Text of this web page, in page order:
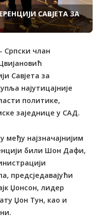
САВЈЕТА ЗА
члан
Савјета за
најутицајније
политике,
заједнице у САД.
међу најзначајнијим
били Шон Дафи,
предсједавајући
Џонсон, лидер
Џон Тун, као и